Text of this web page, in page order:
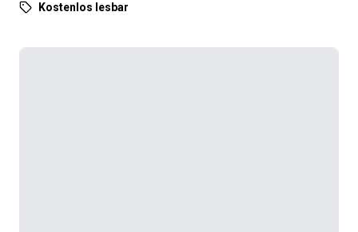
Kostenlos lesbar